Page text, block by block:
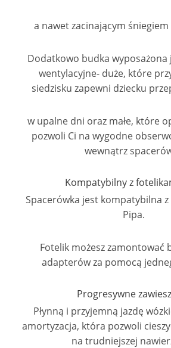
a nawet zacinającym śniegiem
Dodatkowo budka wyposażona
wentylacyjne- duże, które
siedzisku zapewni dziecku
w upalne dni oraz małe, które
pozwoli Ci na wygodne
wewnątrz
Kompatybilny z
Spacerówka jest kompatybilna
Pipa.
Fotelik możesz zamontować
adapterów za pomocą
Progresywne
Płynną i przyjemną jazdę
amortyzacja, która pozwoli
na trudniejszej